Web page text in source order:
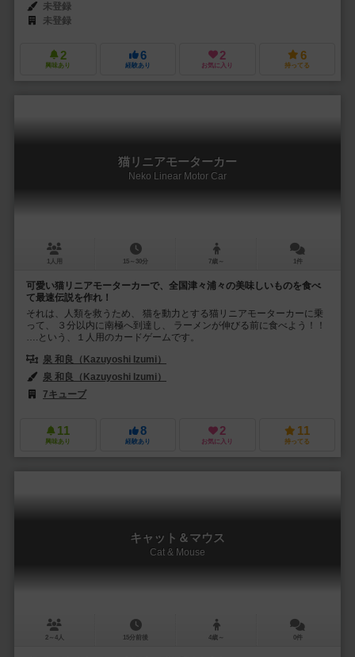
未登録
未登録
2
興味あり
6
経験あり
2
お気に入り
6
持ってる
猫リニアモーターカー
Neko Linear Motor Car
1人用 15～30分 7歳～ 1件
可愛い猫リニアモーターカーで、全国津々浦々の美味しいものを食べ
て最速伝説を作れ！
それは、人類を救うため、 猫を動力とする猫リニアモーターカーに乗
って、 ３分以内に南極へ到達し、 ラーメンが伸びる前に食べよう！！
….という、１人用のカードゲームです。
泉 和良（Kazuyoshi Izumi）
泉 和良（Kazuyoshi Izumi）
7キューブ
11
興味あり
8
経験あり
2
お気に入り
11
持ってる
キャット＆マウス
Cat & Mouse
2～4人 15分前後 4歳～ 0件